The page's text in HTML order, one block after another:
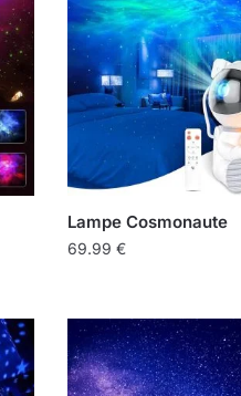
Lampe Cosmonaute
69.99 €